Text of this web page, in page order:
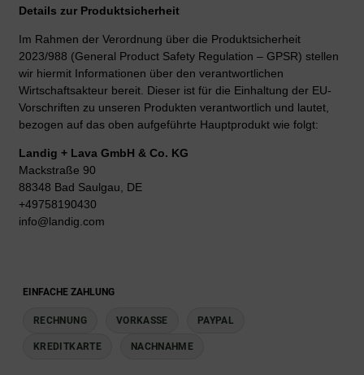
Details zur Produktsicherheit
Im Rahmen der Verordnung über die Produktsicherheit
2023/988 (General Product Safety Regulation – GPSR) stellen
wir hiermit Informationen über den verantwortlichen
Wirtschaftsakteur bereit. Dieser ist für die Einhaltung der EU-
Vorschriften zu unseren Produkten verantwortlich und lautet,
bezogen auf das oben aufgeführte Hauptprodukt wie folgt:
Landig + Lava GmbH & Co. KG
Mackstraße 90
88348 Bad Saulgau, DE
+49758190430
info@landig.com
EINFACHE ZAHLUNG
RECHNUNG VORKASSE PAYPAL
KREDITKARTE NACHNAHME